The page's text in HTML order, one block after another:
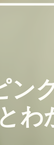
ン
わ